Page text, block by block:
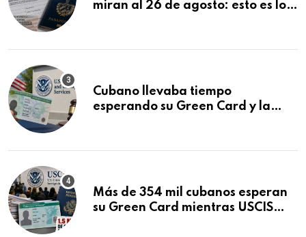
miran al 26 de agosto: esto es lo
Cubano llevaba tiempo
esperando su Green Card y la
Más de 354 mil cubanos esperan
su Green Card mientras USCIS